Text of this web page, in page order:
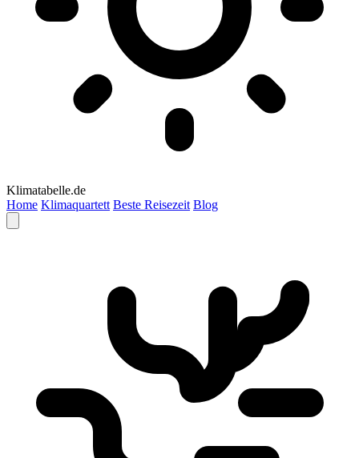
Klimatabelle.de
Home Klimaquartett Beste Reisezeit Blog